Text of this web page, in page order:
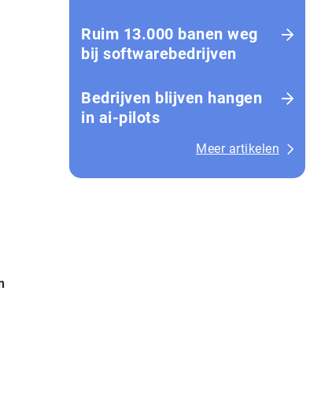
Ruim 13.000 banen weg
bij softwarebedrijven
Bedrijven blijven hangen
in ai-pilots
Meer artikelen